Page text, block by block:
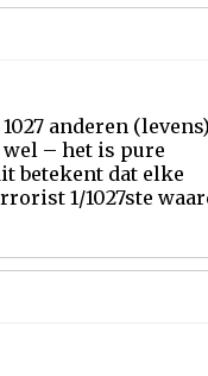
anderen
– het is pure
betekent dat elke
1/1027ste